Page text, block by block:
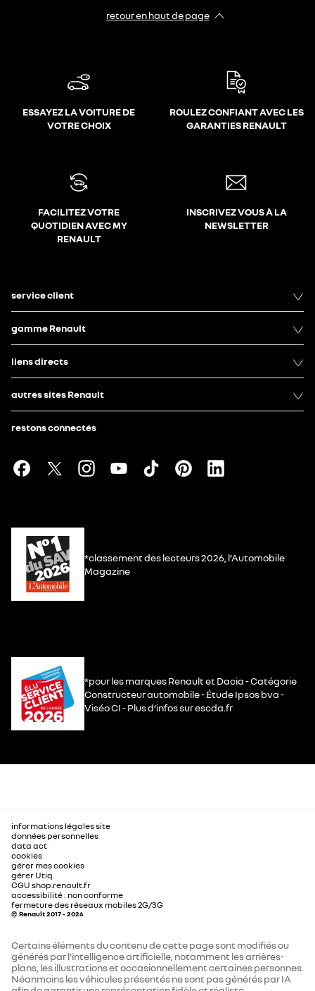
retour en haut de page​
ESSAYEZ LA VOITURE DE
VOTRE CHOIX
ROULEZ CONFIANT AVEC LES
GARANTIES RENAULT
FACILITEZ VOTRE
QUOTIDIEN AVEC MY
RENAULT
INSCRIVEZ VOUS À LA
NEWSLETTER
service client
gamme Renault
liens directs
autres sites Renault
restons connectés
*classement des lecteurs 2026, l’Automobile
Magazine
*pour les marques Renault et Dacia - Catégorie
Constructeur automobile - Étude Ipsos bva -
Viséo CI - Plus d’infos sur escda.fr
informations légales site
données personnelles
data act
cookies
gérer mes cookies
gérer Utiq
CGU shop.renault.fr
accessibilité : non conforme
fermeture des réseaux mobiles 2G/3G
© Renault 2017 - 2026
Certains éléments du contenu de cette page sont modifiés ou
générés par l'intelligence artificielle, notamment les arrières-
plans, les illustrations et occasionnellement certaines personnes.
Néanmoins les véhicules présentés ne sont pas générés par IA